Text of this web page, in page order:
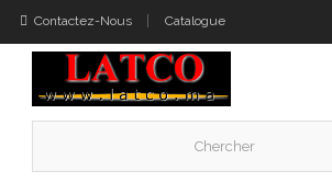
Contactez-Nous Catalogue